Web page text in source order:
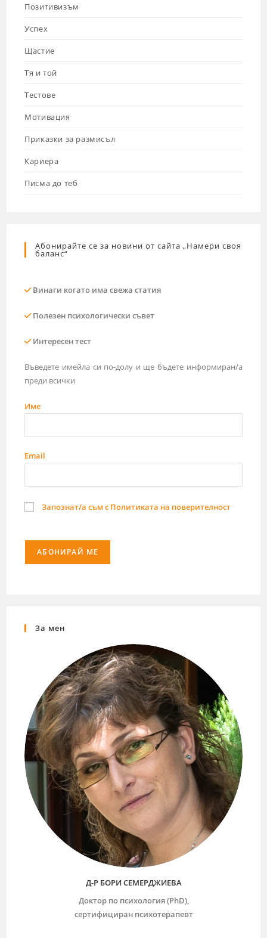
Позитивизъм
Успех
Щастие
Тя и той
Тестове
Мотивация
Приказки за размисъл
Кариера
Писма до теб
Абонирайте се за новини от сайта „Намери своя
баланс“
Винаги когато има свежа статия
Полезен психологически съвет
Интересен тест
Въведете имейла си по-долу и ще бъдете информиран/а
преди всички
Име
Email
Запознат/а съм с Политиката на поверителност
За мен
Д-Р БОРИ СЕМЕРДЖИЕВА
Доктор по психология (PhD),
сертифициран психотерапевт